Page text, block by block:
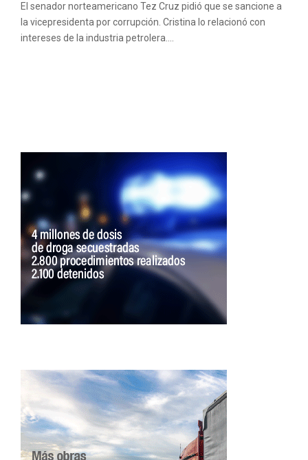
El senador norteamericano Tez Cruz pidió que se sancione a
la vicepresidenta por corrupción. Cristina lo relacionó con
intereses de la industria petrolera....